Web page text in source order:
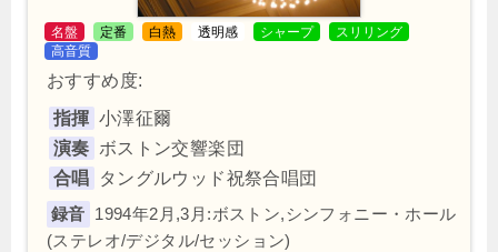
名盤 定番 白熱 透明感 シャープ
スリリング
高音質
おすすめ度:
指揮 小澤征爾
演奏 ボストン交響楽団
合唱
タングルウッド祝祭合唱団
1994年2月,3月:ボストン,シンフォニー・ホール
(ステレオ/デジタル/セッション)